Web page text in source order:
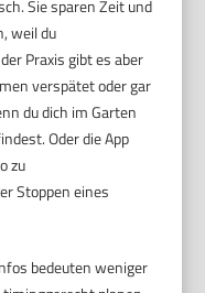
Sie sparen Zeit und
weil du
Praxis gibt es aber
verspätet oder gar
du dich im Garten
Oder die App
zu
Stoppen eines
bedeuten weniger